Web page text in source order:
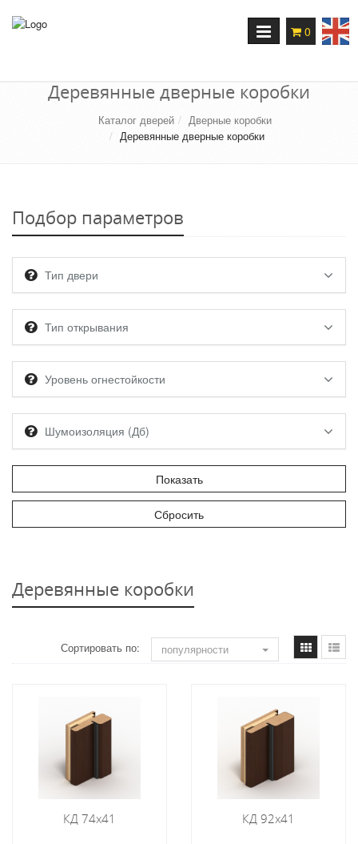
0
Переключение
навигации
Деревянные дверные коробки
Каталог дверей
Дверные коробки
Деревянные дверные коробки
Подбор параметров
Тип двери
Тип открывания
Уровень огнестойкости
Шумоизоляция (Дб)
Деревянные коробки
Сортировать по: популярности
КД 74х41 КД 92х41